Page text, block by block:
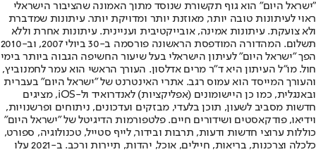
"ישראל היום" הוא גוף תקשורת שנוסד מתוך האמונה שהציבור הישראלי
ראוי לעיתונות טובה יותר, מאוזנת יותר ומדויקת יותר. עיתונות שמדברת
ולא צועקת. עיתונות אמינה, אובייקטיבית ועניינית. עיתונות אחרת וללא
תשלום. המהדורה המודפסת הראשונה פורסמה ב-30 ביולי 2007, וב-2010
הפך "ישראל היום" לעיתון הישראלי בעל שיעור החשיפה הגבוה ביותר בימי
חול. מו"ל העיתון היא ד"ר מרים אדלסון. העורך הראשי הוא עמר לחמנוביץ,
והעורך המייסד הוא עמוס רגב. אתרי האינטרנט של "ישראל היום" בעברית
ובאנגלית, כמו כן היישומונים (אפליקציות) לאנדרואיד ול-iOS, מציגים
חדשות מסביב לשעון, תוכן בלעדי, מבזקים ועדכונים, ניתוחים ופרשנויות,
וידיאו, פודקאסטים ושידורים חיים. פלטפורמות הדיגיטל של "ישראל היום"
כוללות ערוצי חדשות ודעות, תרבות ובידור, לייף סטייל, טכנולוגיה, ספורט,
כלכלה וצרכנות, בריאות, חיילים, אוכל, יהדות, תיירות ורכב. ב-2021 עלו